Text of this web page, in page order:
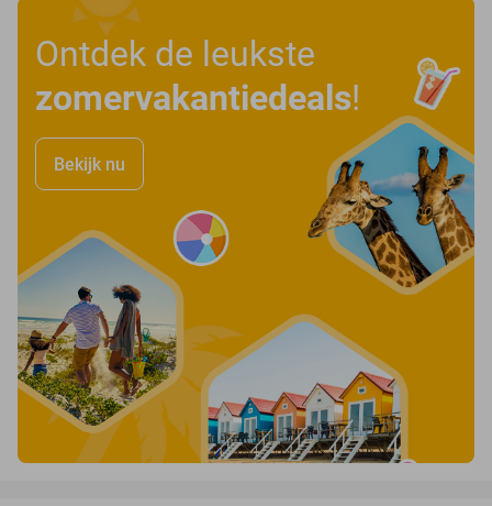
Ontdek de leukste
zomervakantiedeals!
Bekijk nu